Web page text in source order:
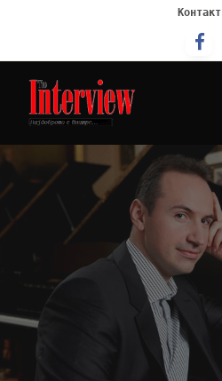
Контакт
Интервју